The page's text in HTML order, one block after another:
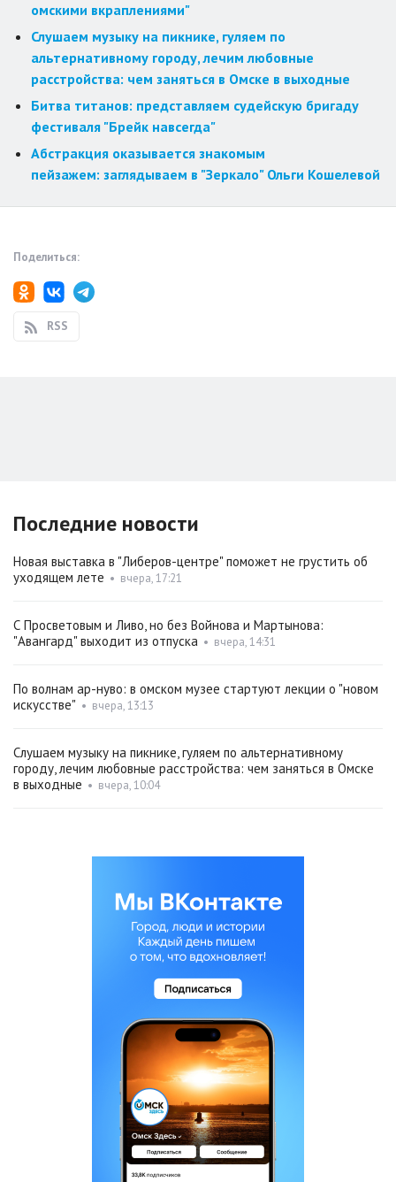
омскими вкраплениями"
Слушаем музыку на пикнике, гуляем по
альтернативному городу, лечим любовные
расстройства: чем заняться в Омске в выходные
Битва титанов: представляем судейскую бригаду
фестиваля "Брейк навсегда"
Абстракция оказывается знакомым
пейзажем: заглядываем в "Зеркало" Ольги Кошелевой
Поделиться:
RSS
Последние новости
Новая выставка в "Либеров-центре" поможет не грустить об
уходящем лете • вчера, 17:21
С Просветовым и Ливо, но без Войнова и Мартынова:
"Авангард" выходит из отпуска • вчера, 14:31
По волнам ар-нуво: в омском музее стартуют лекции о "новом
искусстве" • вчера, 13:13
Слушаем музыку на пикнике, гуляем по альтернативному
городу, лечим любовные расстройства: чем заняться в Омске
в выходные • вчера, 10:04